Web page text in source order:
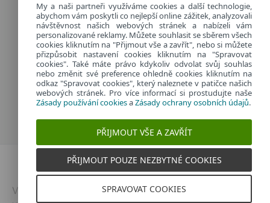
Provozuje:
ESET software spol. s r.o.
Classic 7 Business Park, Jankovcova 1037/49
170 00 Praha 7, Česká republika
IČ: 26467593
Dvojklik.cz
Vytvořeno v
| © 2026 | Všechna práva
My a naši partneři využíváme cookies a další technologie,
abychom vám poskytli co nejlepší online zážitek, analyzovali
návštěvnost našich webových stránek a nabízeli vám
personalizované reklamy. Můžete souhlasit se sběrem všech
cookies kliknutím na "Přijmout vše a zavřít", nebo si můžete
přizpůsobit nastavení cookies kliknutím na "Spravovat
cookies". Také máte právo kdykoliv odvolat svůj souhlas
nebo změnit své preference ohledně cookies kliknutím na
odkaz "Spravovat cookies", který naleznete v patičce našich
webových stránek. Pro více informací si prostudujte naše
Zásady používání cookiesaZásady ochrany osobních údajů.
PŘIJMOUT VŠE A ZAVŘÍT
PŘIJMOUT POUZE NEZBYTNÉ COOKIES
SPRAVOVAT COOKIES